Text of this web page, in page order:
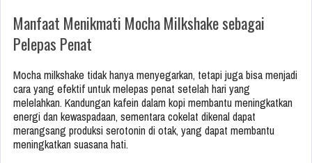
Manfaat Menikmati Mocha Milkshake sebagai
Pelepas Penat
Mocha milkshake tidak hanya menyegarkan, tetapi juga bisa menjadi
cara yang efektif untuk melepas penat setelah hari yang
melelahkan. Kandungan kafein dalam kopi membantu meningkatkan
energi dan kewaspadaan, sementara cokelat dikenal dapat
merangsang produksi serotonin di otak, yang dapat membantu
meningkatkan suasana hati.